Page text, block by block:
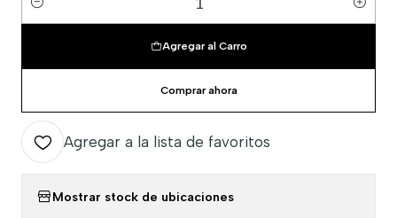
Cantidad
Agregar al Carro
Comprar ahora
Agregar a la lista de favoritos
Mostrar stock de ubicaciones